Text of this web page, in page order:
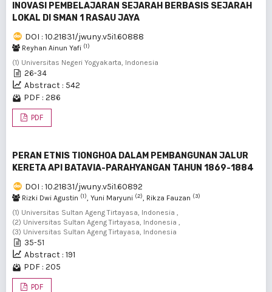
INOVASI PEMBELAJARAN SEJARAH BERBASIS SEJARAH
LOKAL DI SMAN 1 RASAU JAYA
DOI : 10.21831/jwuny.v5i1.60888
Reyhan Ainun Yafi (1)
(1) Universitas Negeri Yogyakarta, Indonesia
26-34
Abstract : 542
PDF : 286
PDF
PERAN ETNIS TIONGHOA DALAM PEMBANGUNAN JALUR
KERETA API BATAVIA-PARAHYANGAN TAHUN 1869-1884
DOI : 10.21831/jwuny.v5i1.60892
Rizki Dwi Agustin (1), Yuni Maryuni (2), Rikza Fauzan (3)
(1) Universitas Sultan Ageng Tirtayasa, Indonesia ,
(2) Universitas Sultan Ageng Tirtayasa, Indonesia ,
(3) Universitas Sultan Ageng Tirtayasa, Indonesia
35-51
Abstract : 191
PDF : 205
PDF